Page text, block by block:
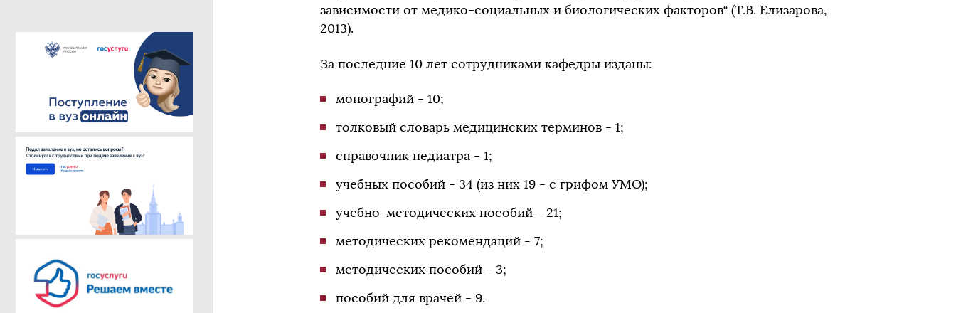
зависимости от медико-социальных и биологических факторов“ (Т.В. Елизарова,
2013).
За последние 10 лет сотрудниками кафедры изданы:
монографий - 10;
толковый словарь медицинских терминов - 1;
справочник педиатра - 1;
учебных пособий - 34 (из них 19 - с грифом УМО);
учебно-методических пособий - 21;
методических рекомендаций - 7;
методических пособий - 3;
пособий для врачей - 9.